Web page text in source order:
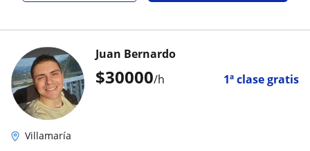
$30000/h 1ª clase gratis
Juan Bernardo
Villamaría